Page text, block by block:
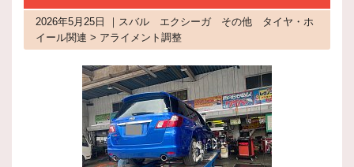
2026年5月25日 ｜スバル エクシーガ その他 タイヤ・ホ
イール関連 > アライメント調整